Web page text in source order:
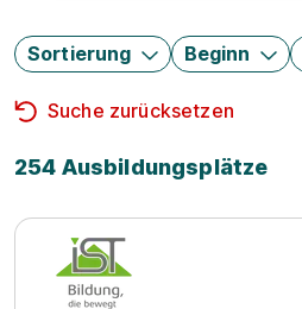
Sortierung Beginn
Suche zurücksetzen
254 Ausbildungsplätze